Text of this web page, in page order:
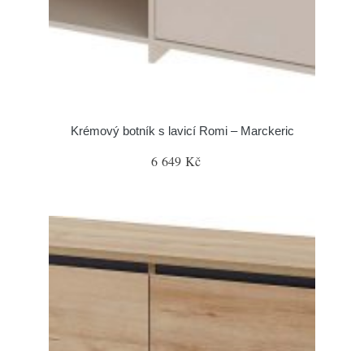
Krémový botník s lavicí Romi – Marckeric
6 649 Kč